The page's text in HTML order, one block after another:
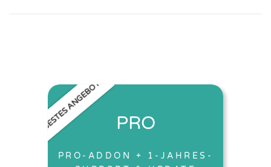
BESTES ANGEBOT PRO
PRO-ADDON + 1-JAHRES-